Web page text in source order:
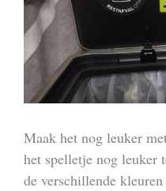
Maak het nog leuker
het spelletje nog leuker
de verschillende